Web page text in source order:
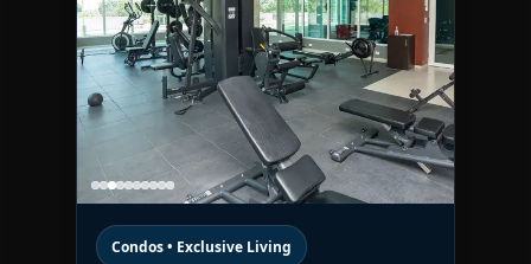
Condos • Exclusive Living